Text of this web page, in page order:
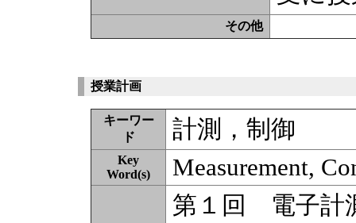
その他
授業計画
キーワー
ド
計測，制御
Key
Word(s)
Measurement,
第１回 電子計